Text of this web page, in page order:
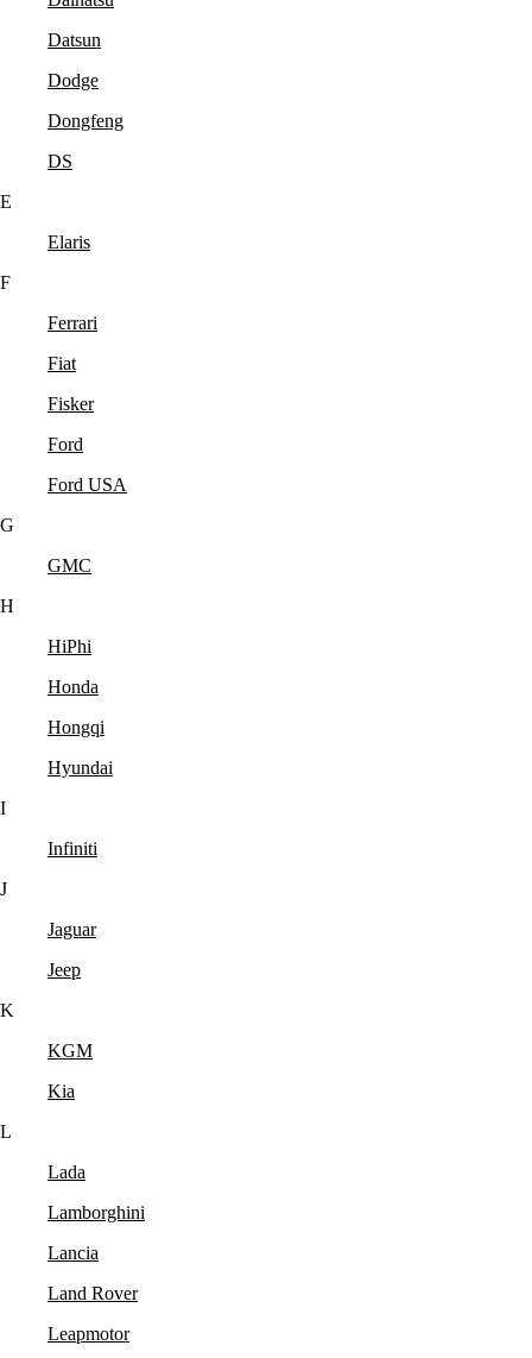
Datsun
Dodge
Dongfeng
DS
E
Elaris
F
Ferrari
Fiat
Fisker
Ford
Ford USA
G
GMC
H
HiPhi
Honda
Hongqi
Hyundai
I
Infiniti
J
Jaguar
Jeep
K
KGM
Kia
L
Lada
Lamborghini
Lancia
Land Rover
Leapmotor